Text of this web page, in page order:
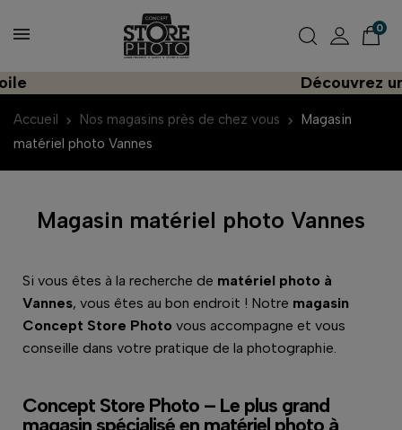
0
Découvrez une
Accueil Nos magasins près de chez vous
Magasin
matériel photo Vannes
Magasin matériel photo Vannes
Si vous êtes à la recherche de matériel photo à
Vannes, vous êtes au bon endroit ! Notre magasin
Concept Store Photo vous accompagne et vous
conseille dans votre pratique de la photographie.
Concept Store Photo – Le plus grand
magasin spécialisé en matériel photo à